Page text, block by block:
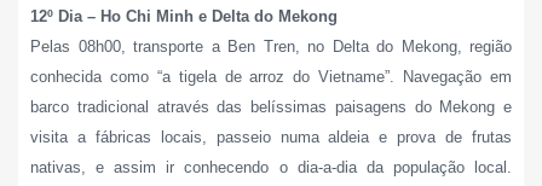
12º Dia – Ho Chi Minh e Delta do Mekong
Pelas 08h00, transporte a Ben Tren, no Delta do Mekong, região
conhecida como “a tigela de arroz do Vietname”. Navegação em
barco tradicional através das belíssimas paisagens do Mekong e
visita a fábricas locais, passeio numa aldeia e prova de frutas
nativas, e assim ir conhecendo o dia-a-dia da população local.